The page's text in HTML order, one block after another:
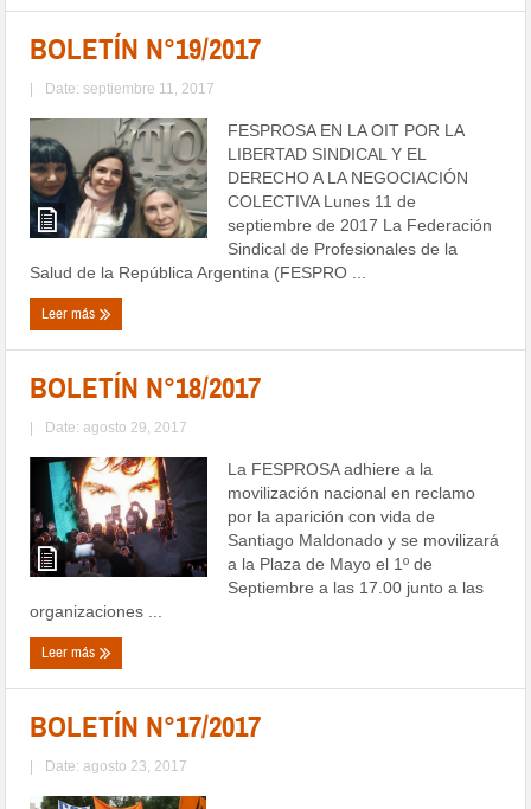
BOLETÍN N°19/2017
| Date: septiembre 11, 2017
FESPROSA EN LA OIT POR LA
LIBERTAD SINDICAL Y EL
DERECHO A LA NEGOCIACIÓN
COLECTIVA Lunes 11 de
septiembre de 2017 La Federación
Sindical de Profesionales de la
Salud de la República Argentina (FESPRO ...
Leer más
BOLETÍN N°18/2017
| Date: agosto 29, 2017
La FESPROSA adhiere a la
movilización nacional en reclamo
por la aparición con vida de
Santiago Maldonado y se movilizará
a la Plaza de Mayo el 1º de
Septiembre a las 17.00 junto a las
organizaciones ...
Leer más
BOLETÍN N°17/2017
| Date: agosto 23, 2017